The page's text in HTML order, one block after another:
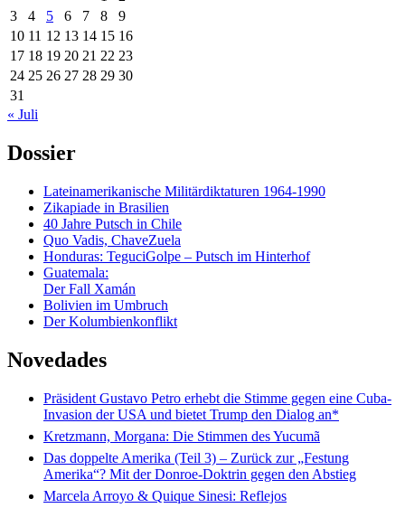
3
4 5 6 7 8
9
10 11 12 13 14 15 16
17 18 19 20 21 22 23
24 25 26 27 28 29 30
31
« Juli
Dossier
Lateinamerikanische Militärdiktaturen 1964-1990
Zikapiade in Brasilien
40 Jahre Putsch in Chile
Quo Vadis, ChaveZuela
Honduras: TeguciGolpe – Putsch im Hinterhof
Guatemala:
Der Fall Xamán
Bolivien im Umbruch
Der Kolumbienkonflikt
Novedades
Präsident Gustavo Petro erhebt die Stimme gegen eine Cuba-
Invasion der USA und bietet Trump den Dialog an*
Kretzmann, Morgana: Die Stimmen des Yucumã
Das doppelte Amerika (Teil 3) – Zurück zur „Festung
Amerika“? Mit der Donroe-Doktrin gegen den Abstieg
Marcela Arroyo & Quique Sinesi: Reflejos